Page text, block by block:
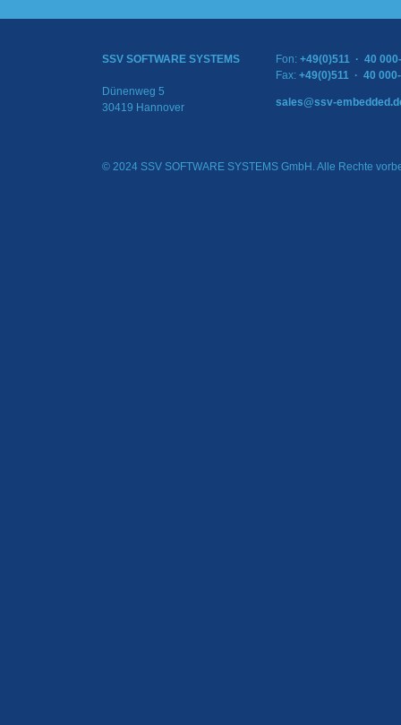
SSV SOFTWARE SYSTEMS
Dünenweg 5
30419 Hannover
Fon: +49(0)511 · 40
Fax: +49(0)511 · 40
sales@ssv-
© 2024 SSV SOFTWARE SYSTEMS GmbH. Alle Rechte